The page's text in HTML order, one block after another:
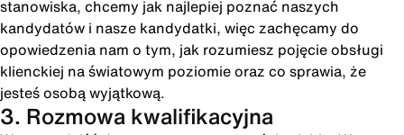
stanowiska, chcemy jak najlepiej poznać naszych
kandydatów i nasze kandydatki, więc zachęcamy do
opowiedzenia nam o tym, jak rozumiesz pojęcie obsługi
klienckiej na światowym poziomie oraz co sprawia, że
jesteś osobą wyjątkową.
3. Rozmowa kwalifikacyjna